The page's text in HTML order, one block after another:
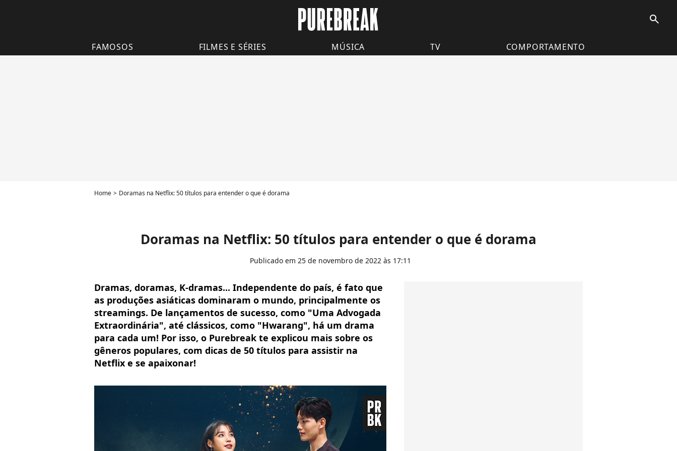
search
FAMOSOS FILMES E SÉRIES MÚSICA TV COMPORTAMENTO
Home Doramas na Netflix: 50 títulos para entender o que é dorama
Doramas na Netflix: 50 títulos para entender o que é dorama
Publicado em 25 de novembro de 2022 às 17:11
Dramas, doramas, K-dramas... Independente do país, é fato que
as produções asiáticas dominaram o mundo, principalmente os
streamings. De lançamentos de sucesso, como "Uma Advogada
Extraordinária", até clássicos, como "Hwarang", há um drama
para cada um! Por isso, o Purebreak te explicou mais sobre os
gêneros populares, com dicas de 50 títulos para assistir na
Netflix e se apaixonar!